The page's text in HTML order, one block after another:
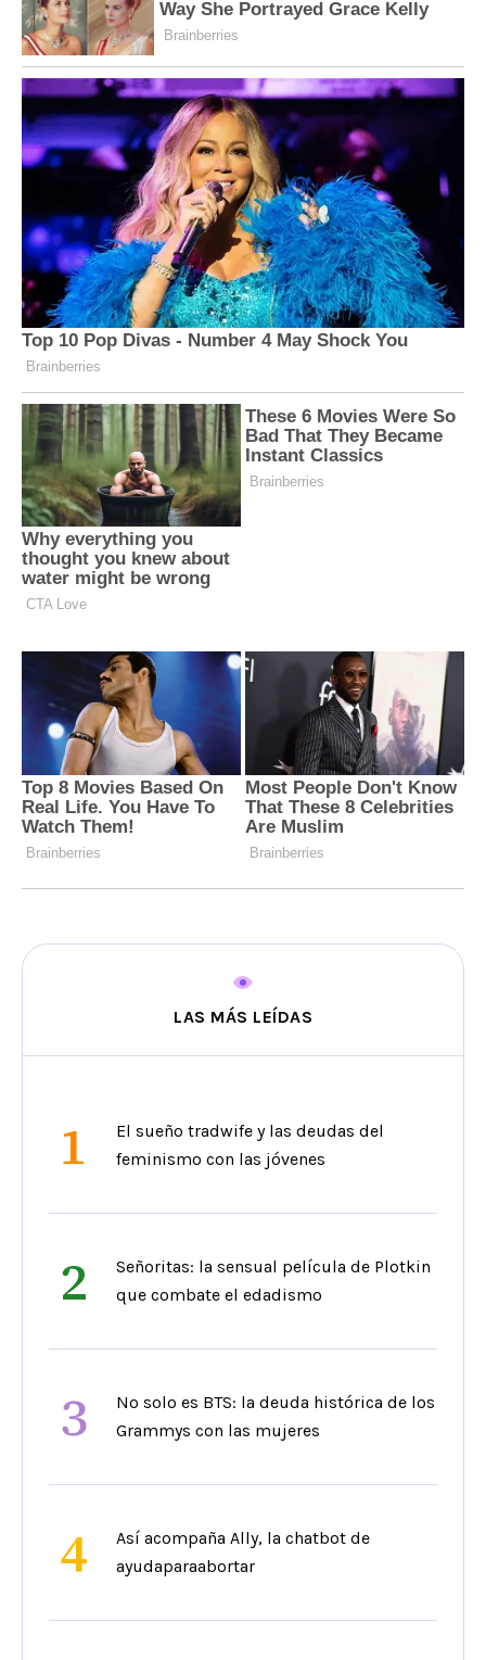
LAS MÁS LEÍDAS
1
El sueño tradwife y las deudas del
feminismo con las jóvenes
2
Señoritas: la sensual película de Plotkin
que combate el edadismo
3
No solo es BTS: la deuda histórica de los
Grammys con las mujeres
4
Así acompaña Ally, la chatbot de
ayudaparaabortar